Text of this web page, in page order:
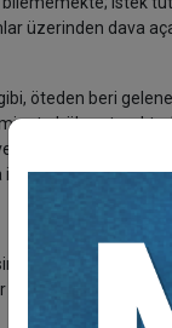
üzerinden dava
öteden beri
bir ilkeler dizisi
sıkça sözü
dizisi